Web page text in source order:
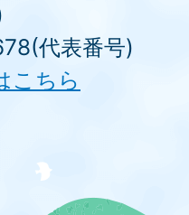
代表番号)
こちら